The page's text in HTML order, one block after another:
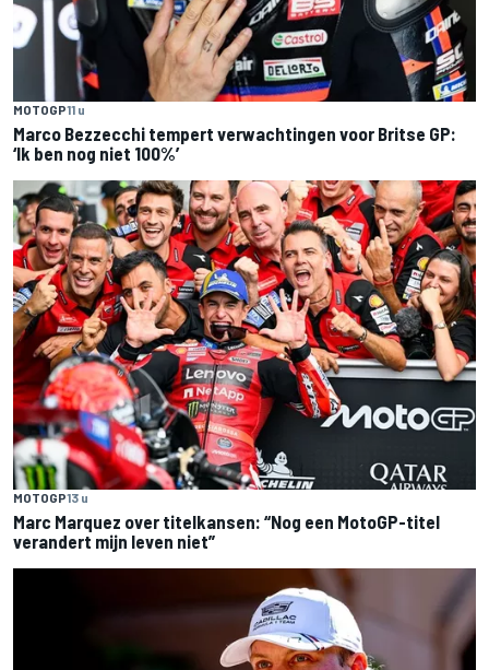
MOTOGP11 u
Marco Bezzecchi tempert verwachtingen voor Britse GP:
‘Ik ben nog niet 100%’
MOTOGP13 u
Marc Marquez over titelkansen: “Nog een MotoGP-titel
verandert mijn leven niet”